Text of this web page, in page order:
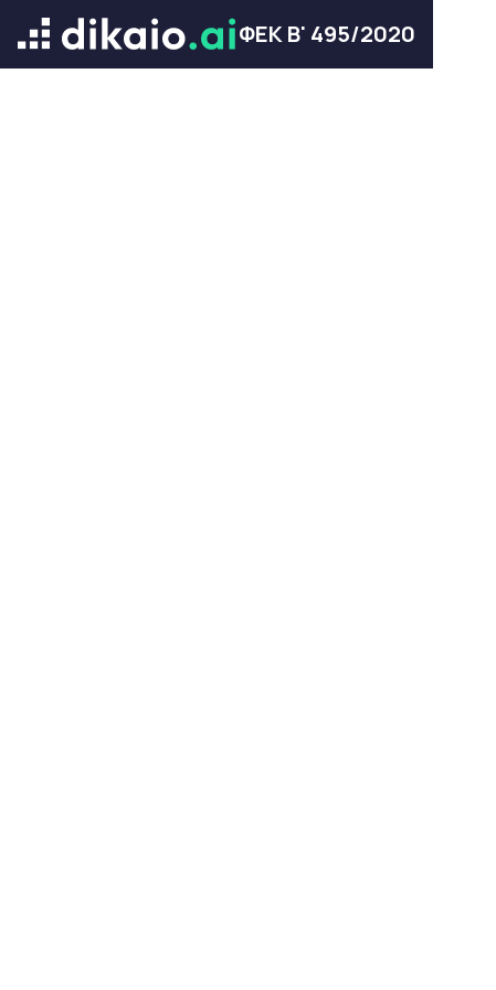
ΦΕΚ Β' 495/2020